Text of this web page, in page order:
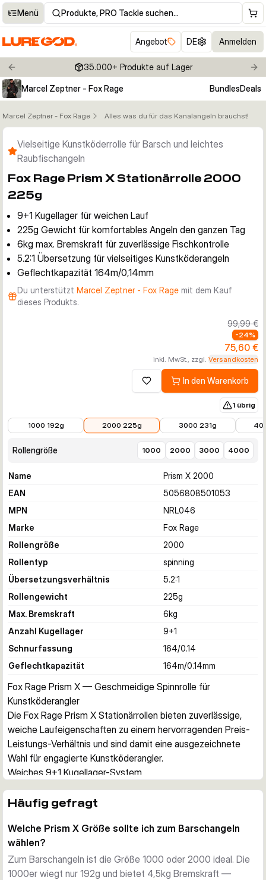
Menü Produkte, PRO Tackle suchen…
Angebot DE Anmelden
Previous slide 35.000+ Produkte auf Lager
Marcel Zeptner - Fox Rage
BundlesDeals
Marcel Zeptner - Fox Rage Alles was du für das Kanalangeln brauchst!
Klicken um Zoom zu aktivieren
Vielseitige Kunstköderrolle für Barsch und leichtes
Raubfischangeln
Fox Rage Prism X Stationärrolle 2000
225g
9+1 Kugellager für weichen Lauf
225g Gewicht für komfortables Angeln den ganzen Tag
6kg max. Bremskraft für zuverlässige Fischkontrolle
5.2:1 Übersetzung für vielseitiges Kunstköderangeln
Geflechtkapazität 164m/0,14mm
Du unterstützt Marcel Zeptner - Fox Rage mit dem Kauf
dieses Produkts.
99,99 €
-24%
75,60 €
inkl. MwSt., zzgl. Versandkosten
Zur Wunschliste hinzufügen
In den Warenkorb
1 übrig
1000 192g
2000 225g
3000 231g
76,65
Rollengröße 1000 2000 3000 4000
Name
Prism X 2000
EAN
5056808501053
MPN
NRL046
Marke
Fox Rage
Rollengröße
2000
Rollentyp
spinning
Übersetzungsverhältnis
5.2:1
Rollengewicht
225g
Max. Bremskraft
6kg
Anzahl Kugellager
9+1
Schnurfassung
164/0.14
Geflechtkapazität
164m/0.14mm
Fox Rage Prism X — Geschmeidige Spinnrolle für
Kunstköderangler
Die Fox Rage Prism X Stationärrollen bieten zuverlässige,
weiche Laufeigenschaften zu einem hervorragenden Preis-
Leistungs-Verhältnis und sind damit eine ausgezeichnete
Wahl für engagierte Kunstköderangler.
Weiches 9+1 Kugellager-System
einen außergewöhnlich sanften Lauf. Das präzise
Gummiködern, Jigs oder Crankbaits angelst.
Vielseitige 5.2:1 Übersetzung
Die 5.2:1 Übersetzung bietet die ideale Balance zwischen
Kraft und Geschwindigkeit und macht diese Rollen für ein
Häufig gefragt
Welche Prism X Größe sollte ich zum Barschangeln
wählen?
Zum Barschangeln ist die Größe 1000 oder 2000 ideal. Die
1000er wiegt nur 192g und bietet 4,5kg Bremskraft —